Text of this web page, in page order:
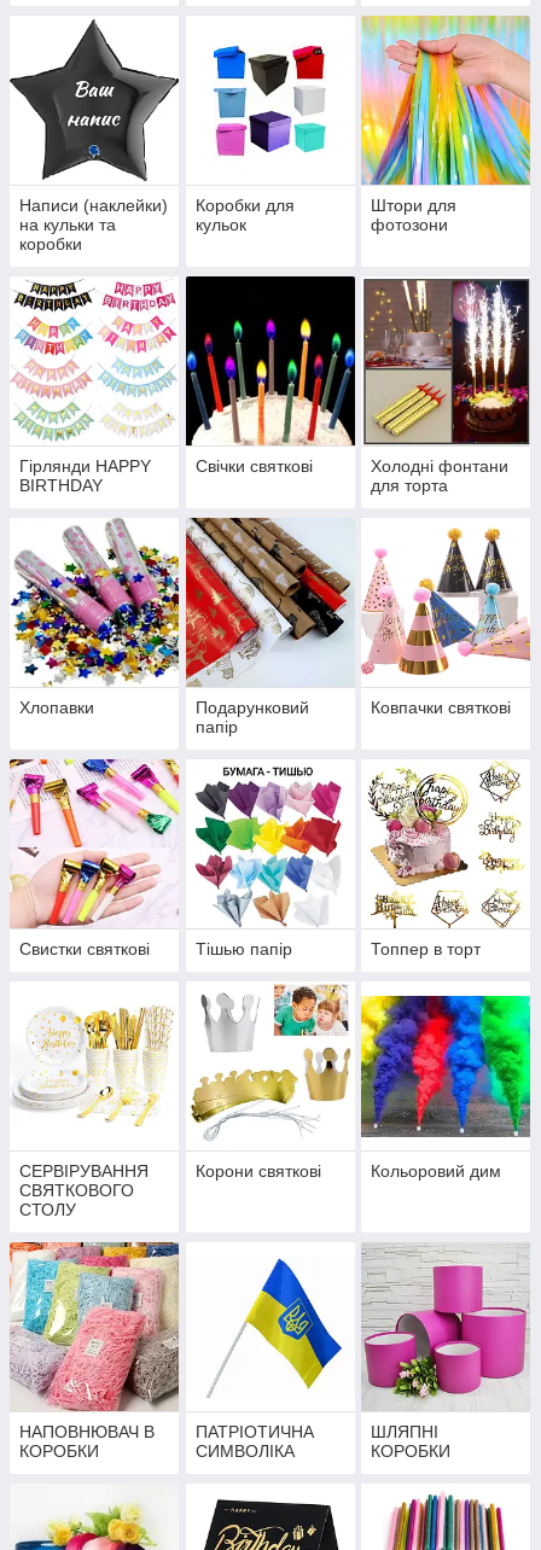
Написи (наклейки)
на кульки та
коробки
Коробки для
кульок
Штори для
фотозони
Гірлянди HAPPY
BIRTHDAY
Свічки святкові
Холодні фонтани
для торта
Хлопавки
Подарунковий
папір
Ковпачки святкові
Свистки святкові Тішью папір Топпер в торт
СЕРВІРУВАННЯ
СВЯТКОВОГО
СТОЛУ
Корони святкові Кольоровий дим
НАПОВНЮВАЧ В
КОРОБКИ
ПАТРІОТИЧНА
СИМВОЛІКА
ШЛЯПНІ
КОРОБКИ